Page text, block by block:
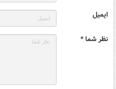
ایمیل
نظر شما *